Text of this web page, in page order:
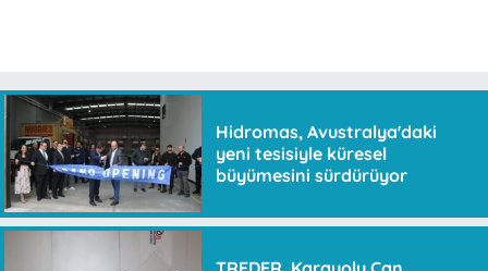
Hidromas, Avustralya'daki
yeni tesisiyle küresel
büyümesini sürdürüyor